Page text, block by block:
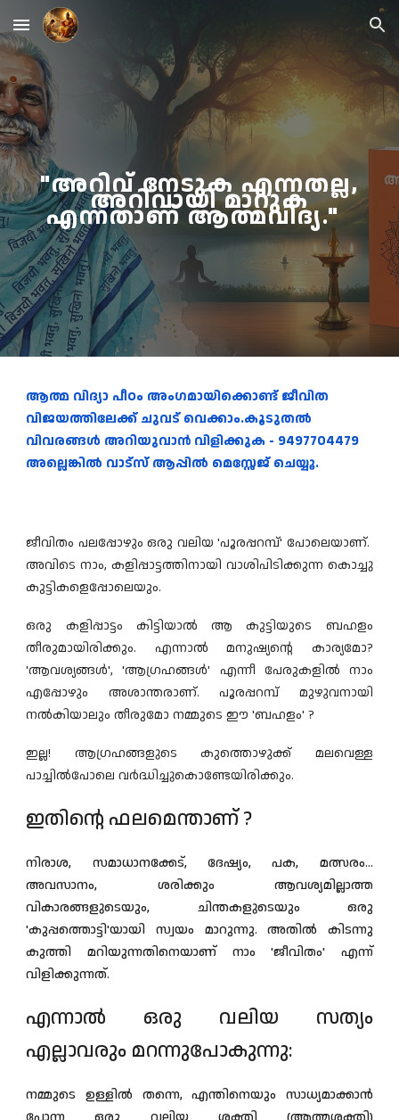
Skip to main content Skip to navigation
"അറിവ് നേടുക എന്നതല്ല,
അറിവായി മാറുക
എന്നതാണ് ആത്മവിദ്യ."
ആത്മ വിദ്യാ പീഠം അംഗമായിക്കൊണ്ട് ജീവിത
വിജയത്തിലേക്ക് ചുവട് വെക്കാം.കൂടുതൽ
വിവരങ്ങൾ അറിയുവാൻ വിളിക്കുക - 9497704479
അല്ലെങ്കിൽ വാട്‍സ് ആപ്പിൽ മെസ്സേജ് ചെയ്യൂ.
ജീവിതം പലപ്പോഴും ഒരു വലിയ 'പൂരപ്പറമ്പ്' പോലെയാണ്.
അവിടെ നാം, കളിപ്പാട്ടത്തിനായി വാശിപിടിക്കുന്ന കൊച്ചു
കുട്ടികളെപ്പോലെയും.
ഒരു കളിപ്പാട്ടം കിട്ടിയാൽ ആ കുട്ടിയുടെ ബഹളം
തീരുമായിരിക്കും. എന്നാൽ മനുഷ്യൻ്റെ കാര്യമോ?
'ആവശ്യങ്ങൾ', 'ആഗ്രഹങ്ങൾ' എന്നീ പേരുകളിൽ നാം
എപ്പോഴും അശാന്തരാണ്. പൂരപ്പറമ്പ് മുഴുവനായി
നൽകിയാലും തീരുമോ നമ്മുടെ ഈ 'ബഹളം' ?
ഇല്ല! ആഗ്രഹങ്ങളുടെ കുത്തൊഴുക്ക് മലവെള്ള
പാച്ചിൽപോലെ വർദ്ധിച്ചുകൊണ്ടേയിരിക്കും.
ഇതിൻ്റെ ഫലമെന്താണ് ?
നിരാശ, സമാധാനക്കേട്, ദേഷ്യം, പക, മത്സരം...
അവസാനം, ശരിക്കും ആവശ്യമില്ലാത്ത
വികാരങ്ങളുടെയും, ചിന്തകളുടെയും ഒരു
'കുപ്പത്തൊട്ടി'യായി സ്വയം മാറുന്നു. അതിൽ കിടന്നു
കുത്തി മറിയുന്നതിനെയാണ് നാം 'ജീവിതം' എന്ന്
വിളിക്കുന്നത്.
എന്നാൽ ഒരു വലിയ സത്യം
എല്ലാവരും മറന്നുപോകുന്നു:
നമ്മുടെ ഉള്ളിൽ തന്നെ, എന്തിനെയും സാധ്യമാക്കാൻ